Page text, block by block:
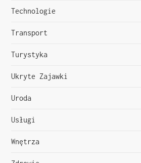
Technologie
Transport
Turystyka
Ukryte Zajawki
Uroda
Usługi
Wnętrza